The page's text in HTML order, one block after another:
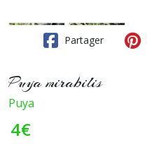
Partager
Puya mirabilis
Puya
4€